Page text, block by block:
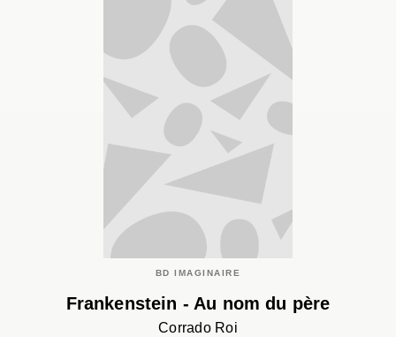
BD IMAGINAIRE
Frankenstein - Au nom du père
Corrado Roi